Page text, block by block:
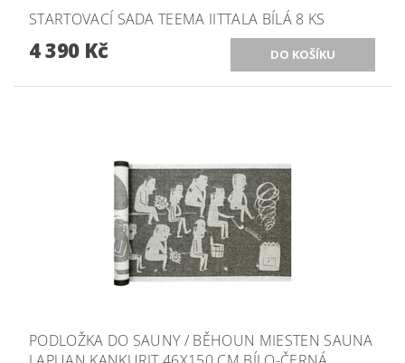
STARTOVACÍ SADA TEEMA IITTALA BÍLÁ 8 KS
4 390 Kč
PODLOŽKA DO SAUNY / BĚHOUN MIESTEN SAUNA